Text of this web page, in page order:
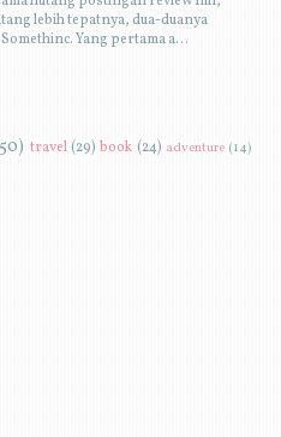
lebih tepatnya, dua-duanya
Yang pertama a...
travel (29) book (24) adventure (14)